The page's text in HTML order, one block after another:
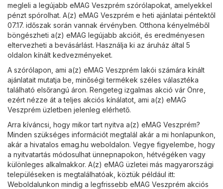
megleli a legújabb eMAG Veszprém szórólapokat, amelyekkel
pénzt spórolhat. A(z) eMAG Veszprém e heti ajánlatai péntektől
07.17. időszak során vannak érvényben. Otthona kényelméből
böngészheti a(z) eMAG legújabb akcióit, és eredményesen
eltervezheti a bevásárlást. Használja ki az áruház által 5
oldalon kínált kedvezményeket.
A szórólapon, ami a(z) eMAG Veszprém lakói számára kínált
ajánlatait mutatja be, minőségi termékek széles választéka
található elsőrangú áron. Rengeteg izgalmas akció vár Önre,
ezért nézze át a teljes akciós kínálatot, ami a(z) eMAG
Veszprém üzletben jelenleg elérhető.
Arra kíváncsi, hogy mikor tart nyitva a(z) eMAG Veszprém?
Minden szükséges információt megtalál akár a mi honlapunkon,
akár a hivatalos emag.hu weboldalon. Vegye figyelembe, hogy
a nyitvatartás módosulhat ünnepnapokon, hétvégéken vagy
különleges alkalmakkor. A(z) eMAG üzletei más magyarországi
településeken is megtalálhatóak, köztük például itt:
Weboldalunkon mindig a legfrissebb eMAG Veszprém akciós